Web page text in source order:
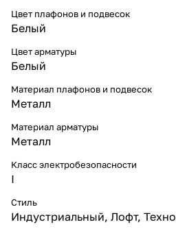
Цвет плафонов и подвесок
Белый
Цвет арматуры
Белый
Материал плафонов и подвесок
Металл
Материал арматуры
Металл
Класс электробезопасности
I
Стиль
Индустриальный, Лофт, Техно